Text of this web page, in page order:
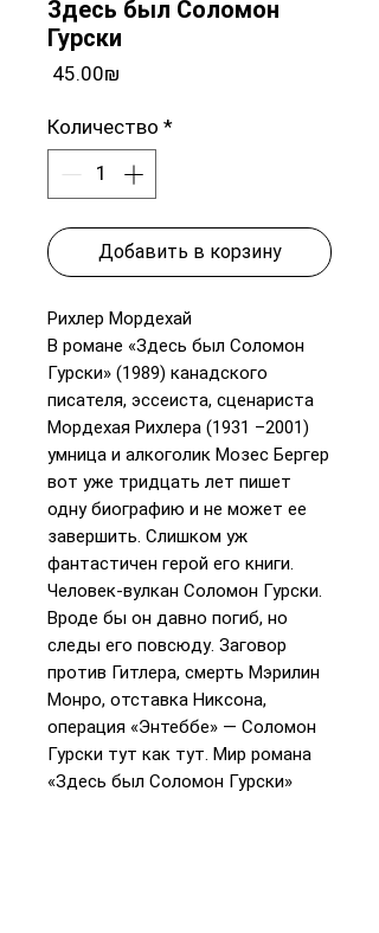
Здесь был Соломон
Гурски
‏45.00 ‏₪
Количество *
Добавить в корзину
Рихлер Мордехай
В романе «Здесь был Соломон
Гурски» (1989) канадского
писателя, эссеиста, сценариста
Мордехая Рихлера (1931 –2001)
умница и алкоголик Мозес Бергер
вот уже тридцать лет пишет
одну биографию и не может ее
завершить. Слишком уж
фантастичен герой его книги.
Человек-вулкан Соломон Гурски.
Вроде бы он давно погиб, но
следы его повсюду. Заговор
против Гитлера, смерть Мэрилин
Монро, отставка Никсона,
операция «Энтеббе» — Соломон
Гурски тут как тут. Мир романа
«Здесь был Соломон Гурски»